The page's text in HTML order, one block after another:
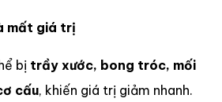
mất giá trị
bị trầy xước, bong tróc, mối
cấu, khiến giá trị giảm nhanh.